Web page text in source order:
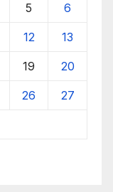
5 6
12 13
19 20
26 27